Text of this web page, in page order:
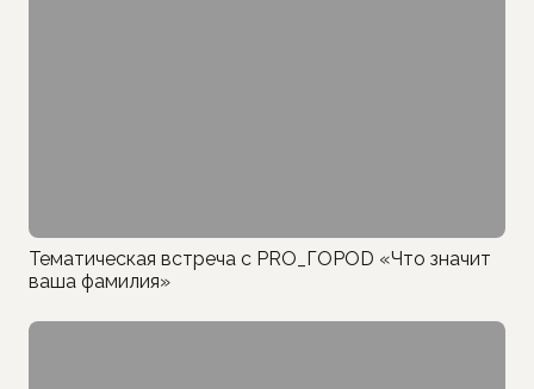
Тематическая встреча с PRO_ГОРОD «Что значит
ваша фамилия»